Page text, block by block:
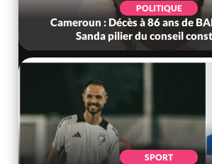
POLITIQUE
Cameroun : Décès à 86 ans de
Sanda pilier du conseil
SPORT